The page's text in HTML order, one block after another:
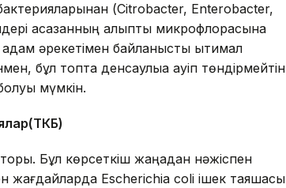
(Citrobacter, Enterobacter,
асқазанның қалыпты микрофлорасына
әрекетімен байланысты ықтимал
бұл топта денсаулыққа қауіп төндірмейтін
мүмкін.
(ТКБ)
Бұл көрсеткіш жаңадан нәжіспен
жағдайларда Escherіchіa colі ішек таяқшасы